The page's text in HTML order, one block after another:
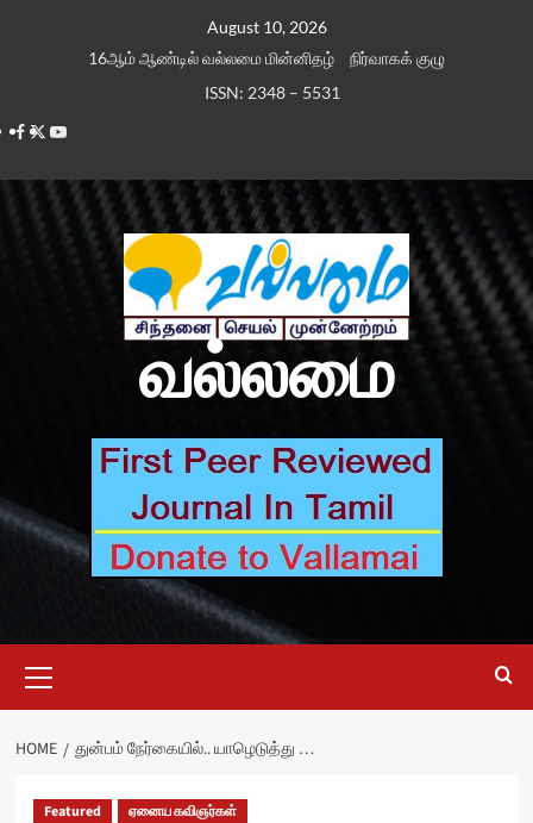
August 10, 2026
16ஆம் ஆண்டில் வல்லமை மின்னிதழ்
நிர்வாகக் குழு
ISSN: 2348 – 5531
Facebook
TwitterYoutube
வல்லமை
Menu
HOME துன்பம் நேர்கையில்.. யாழெடுத்து …
Featured ஏனைய கவிஞர்கள்